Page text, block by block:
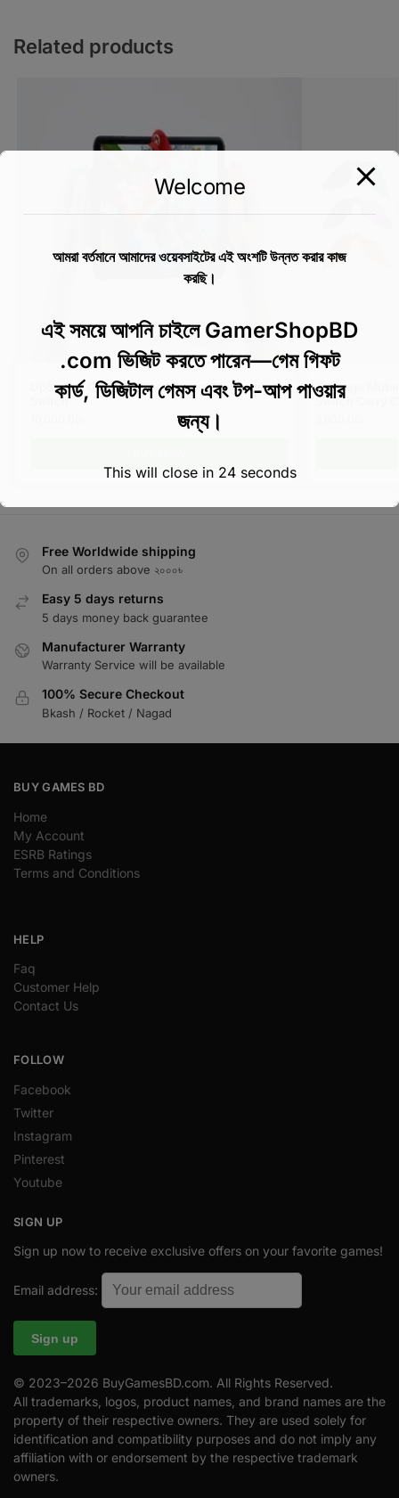
Related products
UpSwitch Orion Gaming Monitor for Nintendo
Switch
Teenage
Switch Carry
Free Worldwide shipping
On all orders above ২০০০৳
Easy 5 days returns
5 days money back guarantee
Manufacturer Warranty
Warranty Service will be available
100% Secure Checkout
Bkash / Rocket / Nagad
BUY GAMES BD
Home
My Account
ESRB Ratings
Terms and Conditions
HELP
Faq
Customer Help
Contact Us
FOLLOW
Facebook
Twitter
Instagram
Pinterest
Youtube
SIGN UP
Sign up now to receive exclusive offers on your favorite games!
Email address:
© 2023–2026 BuyGamesBD.com. All Rights Reserved.
All trademarks, logos, product names, and brand names are the
property of their respective owners. They are used solely for
identification and compatibility purposes and do not imply any
affiliation with or endorsement by the respective trademark
owners.
Welcome
আমরা বর্তমানে আমাদের ওয়েবসাইটের এই অংশটি উন্নত করার কাজ
করছি।
এই সময়ে আপনি চাইলে GamerShopBD
.com ভিজিট করতে পারেন—গেম গিফট
কার্ড, ডিজিটাল গেমস এবং টপ-আপ পাওয়ার
জন্য।
This will close in 24seconds